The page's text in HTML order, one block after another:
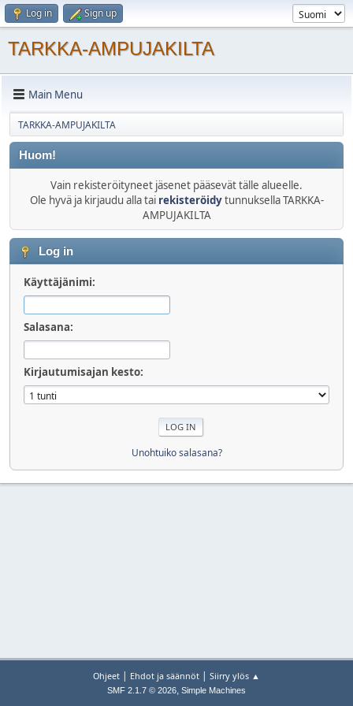
Log in Sign up
TARKKA-AMPUJAKILTA
Main Menu
TARKKA-AMPUJAKILTA
Huom!
Vain rekisteröityneet jäsenet pääsevät tälle alueelle.
Ole hyvä ja kirjaudu alla tai rekisteröidytunnuksella TARKKA-
AMPUJAKILTA
Log in
Käyttäjänimi:
Salasana:
Kirjautumisajan kesto:
Unohtuiko salasana?
Ohjeet | Ehdot ja säännöt | Siirry ylös ▲
SMF 2.1.7 © 2026, Simple Machines